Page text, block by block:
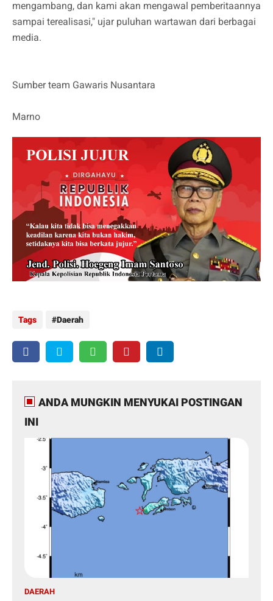
mengambang, dan kami akan mengawal pemberitaannya
sampai terealisasi," ujar puluhan wartawan dari berbagai
media.
Sumber team Gawaris Nusantara
Marno
Tags Daerah
ANDA MUNGKIN MENYUKAI POSTINGAN
INI
DAERAH